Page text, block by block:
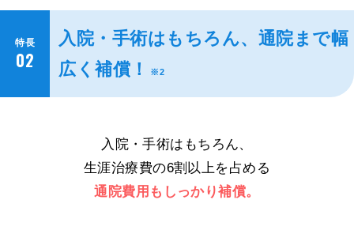
特長
02
入院・手術はもちろん、通院まで幅
広く補償！
※2
入院・手術はもちろん、
生涯治療費の6割以上を占める
通院費用もしっかり補償。